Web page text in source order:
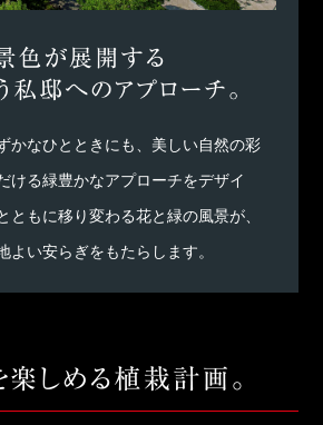
かなひとときにも、美しい自然の彩
ける緑豊かなアプローチをデザイ
ともに移り変わる花と緑の風景が、
よい安らぎをもたらします。